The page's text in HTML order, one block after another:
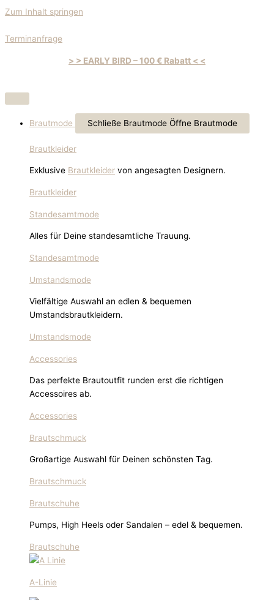
Zum Inhalt springen
Terminanfrage
> > EARLY BIRD – 100 € Rabatt < <
Brautmode Schließe Brautmode Öffne Brautmode
Brautkleider
Exklusive Brautkleider von angesagten Designern.
Brautkleider
Standesamtmode
Alles für Deine standesamtliche Trauung.
Standesamtmode
Umstandsmode
Vielfältige Auswahl an edlen & bequemen
Umstandsbrautkleidern.
Umstandsmode
Accessories
Das perfekte Brautoutfit runden erst die richtigen
Accessoires ab.
Accessories
Brautschmuck
Großartige Auswahl für Deinen schönsten Tag.
Brautschmuck
Brautschuhe
Pumps, High Heels oder Sandalen – edel & bequemen.
Brautschuhe
A-Linie